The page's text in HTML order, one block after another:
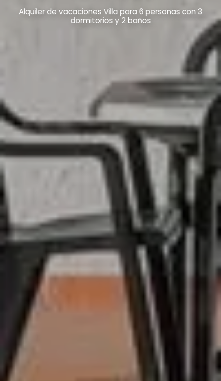
Alquiler de vacaciones Villa para 6 personas con 3
dormitorios y 2 baños